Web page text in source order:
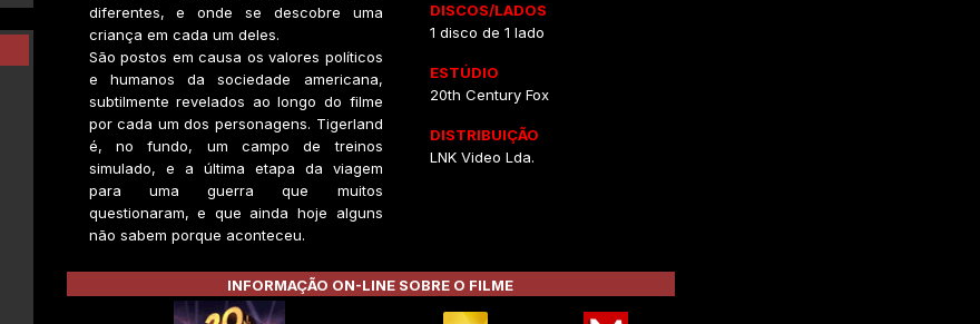
diferentes, e onde se descobre uma
criança em cada um deles.
São postos em causa os valores políticos
e humanos da sociedade americana,
subtilmente revelados ao longo do filme
por cada um dos personagens. Tigerland
é, no fundo, um campo de treinos
simulado, e a última etapa da viagem
para uma guerra que muitos
questionaram, e que ainda hoje alguns
não sabem porque aconteceu.
DISCOS/LADOS
1 disco de 1 lado
ESTÚDIO
20th Century Fox
DISTRIBUIÇÃO
LNK Video Lda.
INFORMAÇÃO ON-LINE SOBRE O FILME